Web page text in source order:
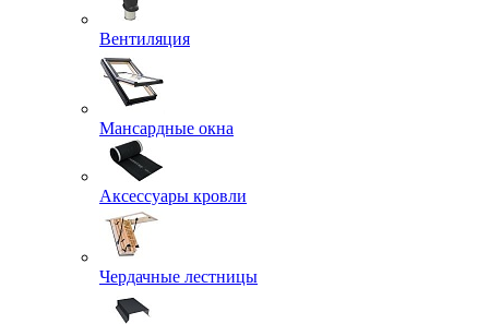
Вентиляция
Мансардные окна
Аксессуары кровли
Чердачные лестницы